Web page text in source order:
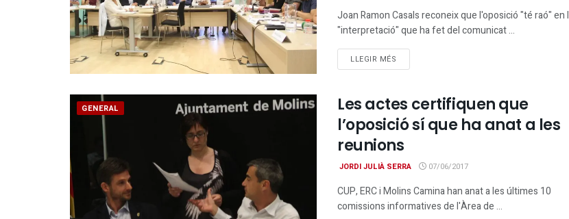
Joan Ramon Casals reconeix que l'oposició "té raó" en
"interpretació" que ha fet del comunicat ...
LLEGIR MÉS
GENERAL
Les actes certifiquen que
l’oposició sí que ha anat a les
reunions
JORDI JULIÀ SERRA 07/06/2017
CUP, ERC i Molins Camina han anat a les últimes 10
comissions informatives de l'Àrea de ...